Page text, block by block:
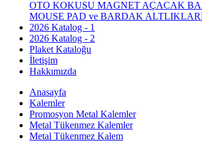
OTO KOKUSU MAGNET AÇACAK
MOUSE PAD ve BARDAK
2026 Katalog - 1
2026 Katalog - 2
Plaket Kataloğu
İletişim
Hakkımızda
Anasayfa
Kalemler
Promosyon Metal Kalemler
Metal Tükenmez Kalemler
Metal Tükenmez Kalem